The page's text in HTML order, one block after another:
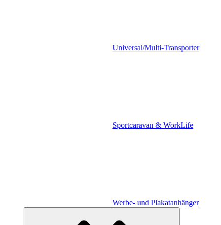
Universal/Multi-Transporter
Sportcaravan & WorkLife
Werbe- und Plakatanhänger